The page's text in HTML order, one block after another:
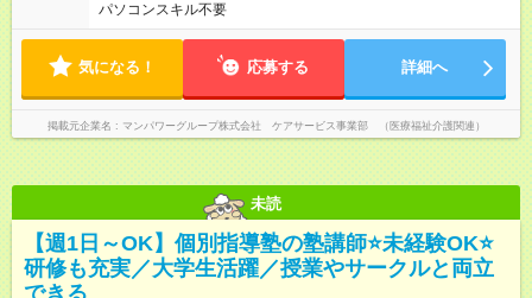
パソコンスキル不要
気になる！ 応募する 詳細へ
掲載元企業名 マンパワーグループ株式会社 ケアサービス事業部 （医療福祉介護関連）
未読
【週1日～OK】個別指導塾の塾講師⭐未経験OK⭐
研修も充実／大学生活躍／授業やサークルと両立
できる